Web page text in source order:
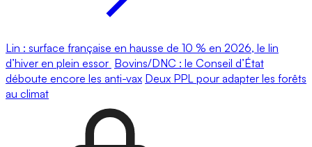
Lin : surface française en hausse de 10 % en 2026, le lin
d’hiver en plein essor Bovins/DNC : le Conseil d’État
déboute encore les anti-vax Deux PPL pour adapter les forêts
au climat